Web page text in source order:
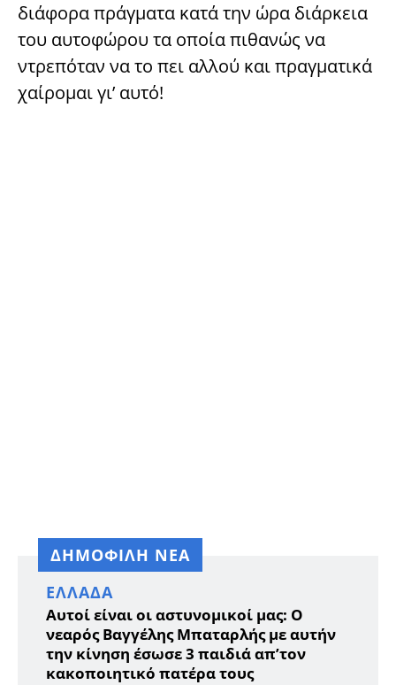
διάφορα πράγματα κατά την ώρα διάρκεια
του αυτοφώρου τα οποία πιθανώς να
ντρεπόταν να το πει αλλού και πραγματικά
χαίρομαι γι’ αυτό!
ΔΗΜΟΦΙΛΗ ΝΕΑ
ΕΛΛΆΔΑ
Αυτοί είναι οι αστυνομικοί μας: Ο
νεαρός Βαγγέλης Μπαταρλής με αυτήν
την κίνηση έσωσε 3 παιδιά απ’τον
κακοποιητικό πατέρα τους